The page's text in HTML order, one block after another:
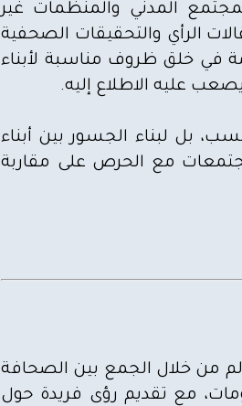
المدني والمنظمات غير
الرأي والتحقيقات الصحفية
في خلق ظروف مناسبة لأبناء
عليه الاطلاع إليه.
بل لبناء الجسور بين أبناء
مع الحرص على مقاربة
من خلال الجمع بين الصحافة
مع تقديم رؤى فريدة حول